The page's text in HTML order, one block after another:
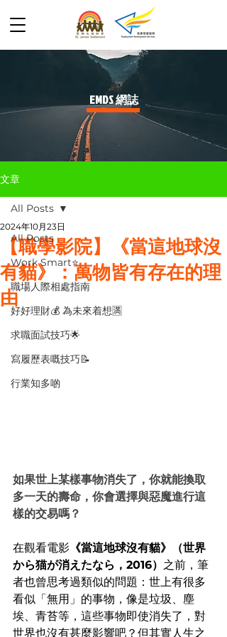
​EMDS 網誌
文章
All Posts
Work Smart⭐️
職場人際相處指南
好好理財💰 為未來着想🈵
求職面試技巧🌟
寫履歷表嘅技巧📝
行業知多啲
All Posts
【職學影院】《當這地球沒
有貓》：萬物皆有存在的理
由
2024年10月23日
如果世上某樣事物消失了，你就能換取
多一天的壽命，你會選擇與惡魔進行這
樣的交易嗎？
在觀看電影 《當這地球沒有貓》（世界
から猫が消えたなら，2016） 之前，筆
者也曾思考過類似的問題：世上有很多
看似「無用」的事物，像是垃圾、塵
埃、青苔等，這些事物即使消失了，對
世界也沒有甚麼影響吧？但其實人生之